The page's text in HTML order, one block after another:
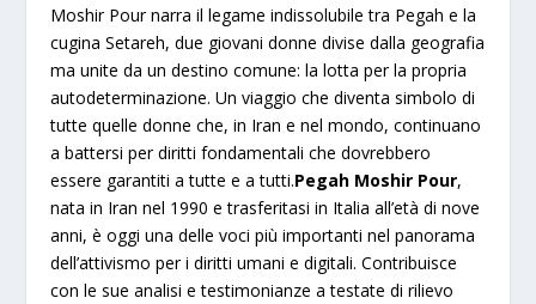
Moshir Pour narra il legame indissolubile tra Pegah e la
cugina Setareh, due giovani donne divise dalla geografia
ma unite da un destino comune: la lotta per la propria
autodeterminazione. Un viaggio che diventa simbolo di
tutte quelle donne che, in Iran e nel mondo, continuano
a battersi per diritti fondamentali che dovrebbero
essere garantiti a tutte e a tutti.Pegah Moshir Pour,
nata in Iran nel 1990 e trasferitasi in Italia all’età di nove
anni, è oggi una delle voci più importanti nel panorama
dell’attivismo per i diritti umani e digitali. Contribuisce
con le sue analisi e testimonianze a testate di rilievo